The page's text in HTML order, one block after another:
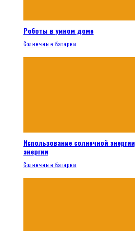
Роботы в умном доме
Солнечные батареи
Использование солнечной
энергии
Солнечные батареи